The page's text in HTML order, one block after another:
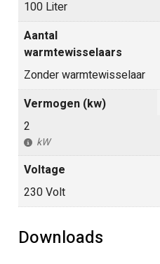
100 Liter
Aantal
warmtewisselaars
Zonder warmtewisselaar
Vermogen (kw)
2
kW
Voltage
230 Volt
Downloads